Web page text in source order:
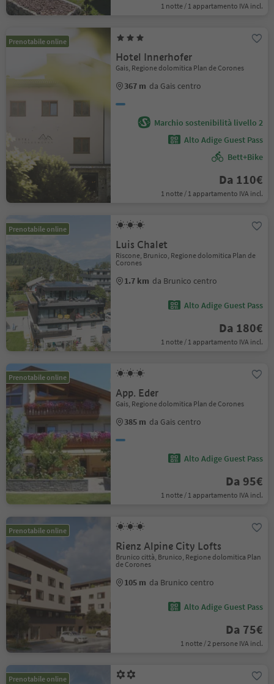
1 notte / 1 appartamento IVA incl.
Prenotabile online
Hotel Innerhofer
Gais, Regione dolomitica Plan de Corones
367 m da Gais centro
Marchio sostenibilità livello 2
Alto Adige Guest Pass
Bett+Bike
Da 110€
1 notte / 1 appartamento IVA incl.
Prenotabile online
Luis Chalet
Riscone, Brunico, Regione dolomitica Plan de
Corones
1.7 km da Brunico centro
Alto Adige Guest Pass
Da 180€
1 notte / 1 appartamento IVA incl.
Prenotabile online
App. Eder
Gais, Regione dolomitica Plan de Corones
385 m da Gais centro
Alto Adige Guest Pass
Da 95€
1 notte / 1 appartamento IVA incl.
Prenotabile online
Rienz Alpine City Lofts
Brunico città, Brunico, Regione dolomitica Plan
de Corones
105 m da Brunico centro
Alto Adige Guest Pass
Da 75€
1 notte / 2 persone IVA incl.
Prenotabile online